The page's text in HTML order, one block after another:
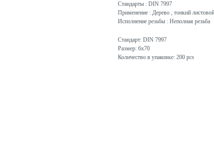
Стандарты : DIN 7997
Применение : Дерево , тонкий
Исполнение резьбы : Неполная резьба
Стандарт: DIN 7997
Размер: 6x70
Количество в упаковке: 200 pcs